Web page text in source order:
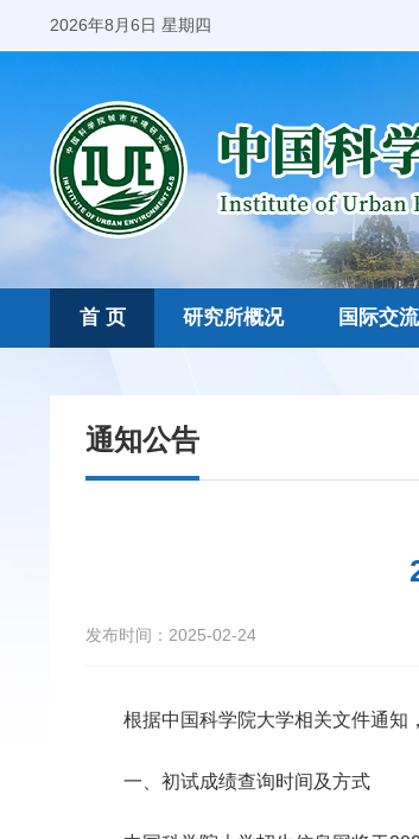
2026年8月6日 星期四
首 页 研究所概况 国际交流
通知公告
发布时间：2025-02-24
根据中国科学院大学相关文件通知
一、初试成绩查询时间及方式